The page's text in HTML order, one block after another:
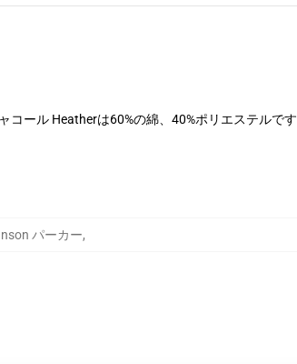
コール Heatherは60%の綿、40%ポリエステルです
パーカー,